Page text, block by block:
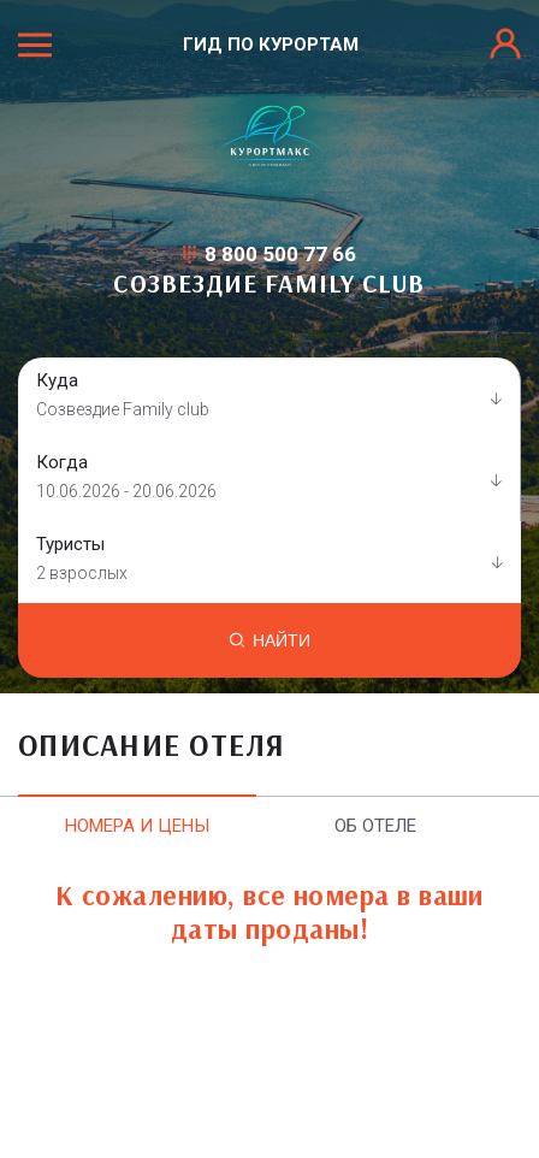
ГИД ПО КУРОРТАМ
8 800 500 77 66
СОЗВЕЗДИЕ FAMILY CLUB
Куда
Созвездие Family club
Когда
10.06.2026 - 20.06.2026
Туристы
2 взрослых
НАЙТИ
ОПИСАНИЕ ОТЕЛЯ
НОМЕРА И ЦЕНЫ ОБ ОТЕЛЕ
К сожалению, все номера в ваши
даты проданы!